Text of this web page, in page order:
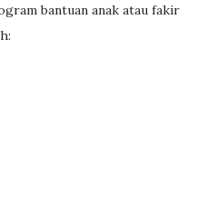
bantuan anak atau fakir